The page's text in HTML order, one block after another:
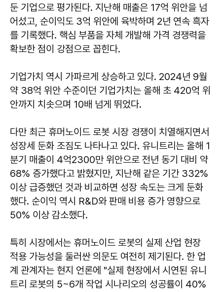
둔 기업으로 평가된다. 지난해 매출은 17억 위안을 넘
어섰고, 순이익도 3억 위안에 육박하며 2년 연속 흑자
를 기록했다. 핵심 부품을 자체 개발해 가격 경쟁력을
확보한 점이 강점으로 꼽힌다.
기업가치 역시 가파르게 상승하고 있다. 2024년 9월
약 38억 위안 수준이던 기업가치는 올해 초 420억 위
안까지 치솟으며 10배 넘게 뛰었다.
다만 최근 휴머노이드 로봇 시장 경쟁이 치열해지면서
성장세 둔화 조짐도 나타나고 있다. 유니트리는 올해 1
분기 매출이 4억2300만 위안으로 전년 동기 대비 약
68% 증가했다고 밝혔지만, 지난해 같은 기간 332%
이상 급증했던 것과 비교하면 성장 속도는 크게 둔화
했다. 순이익 역시 R&D와 판매 비용 증가 영향으로
50% 이상 감소했다.
특히 시장에서는 휴머노이드 로봇의 실제 산업 현장
적용 가능성을 둘러싼 의문도 여전히 제기된다. 한 업
계 관계자는 현지 언론에 "실제 현장에서 시연된 유니
트리 로봇의 5~6개 작업 시나리오의 성공률이 40%